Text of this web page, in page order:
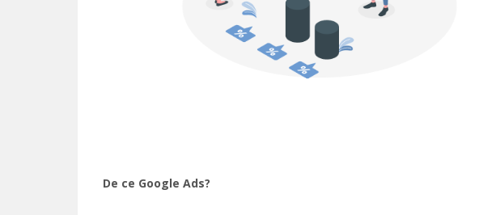
De ce Google Ads?